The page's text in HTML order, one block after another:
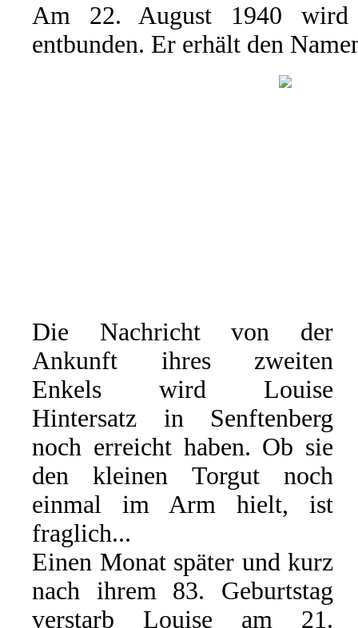
Am 22. August 1940
entbunden. Er erhält den
Die Nachricht von der
Ankunft ihres zweiten
Enkels wird Louise
Hintersatz in Senftenberg
noch erreicht haben. Ob sie
den kleinen Torgut noch
einmal im Arm hielt, ist
fraglich...
Einen Monat später und kurz
nach ihrem 83. Geburtstag
verstarb Louise am 21.